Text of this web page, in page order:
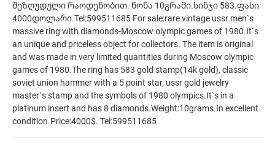
შეზღუდული რაოდენობით. წონა 10გრამი.სინჯი 583.ფასი
4000დოლარი.Tel:599511685 For sale:rare vintage ussr men`s
massive ring with diamonds-Moscow olympic games of 1980.It`s
an unique and priceless object for collectors. The item is original
and was made in very limited quantities during Moscow olympic
games of 1980.The ring has 583 gold stamp(14k gold), classic
soviet union hammer with a 5 point star, ussr gold jewelry
master`s stamp and the symbols of 1980 olympics.It`s in a
platinum insert and has 8 diamonds.Weight:10grams.In excellent
condition.Price:4000$. Tel:599511685